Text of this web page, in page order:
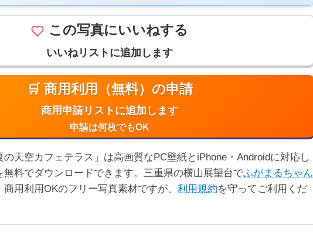
この写真にいいねする
いいねリストに追加します
🛒 商用利用（無料）の申請
商用申請リストに追加します
申請は何枚でもOK
天空カフェテラス」は高画質なPC壁紙とiPhone・Androidに対応し
無料でダウンロードできます。三重県の横山展望台でふがまるちゃん
用利用OKのフリー写真素材ですが、 利用規約を守ってご利用くだ